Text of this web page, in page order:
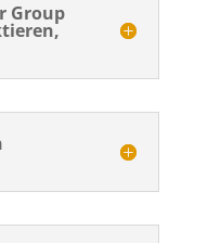
Group